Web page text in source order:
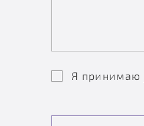
Я принимаю